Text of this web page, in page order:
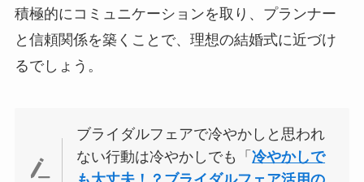
積極的にコミュニケーションを取り、プランナー
と信頼関係を築くことで、理想の結婚式に近づけ
るでしょう。
ブライダルフェアで冷やかしと思われ
ない行動は冷やかしでも「冷やかしで